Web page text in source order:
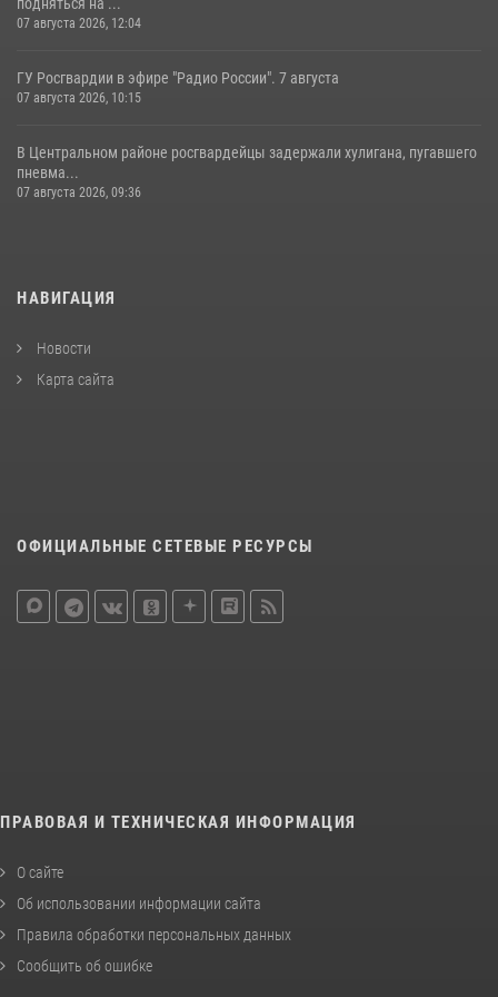
07 августа 2026, 12:04
ГУ Росгвардии в эфире "Радио России". 7 августа
07 августа 2026, 10:15
В Центральном районе росгвардейцы задержали хулигана, пугавшего
пневма...
07 августа 2026, 09:36
НАВИГАЦИЯ
Новости
Карта сайта
ОФИЦИАЛЬНЫЕ СЕТЕВЫЕ РЕСУРСЫ
ПРАВОВАЯ И ТЕХНИЧЕСКАЯ ИНФОРМАЦИЯ
О сайте
Об использовании информации сайта
Правила обработки персональных данных
Сообщить об ошибке